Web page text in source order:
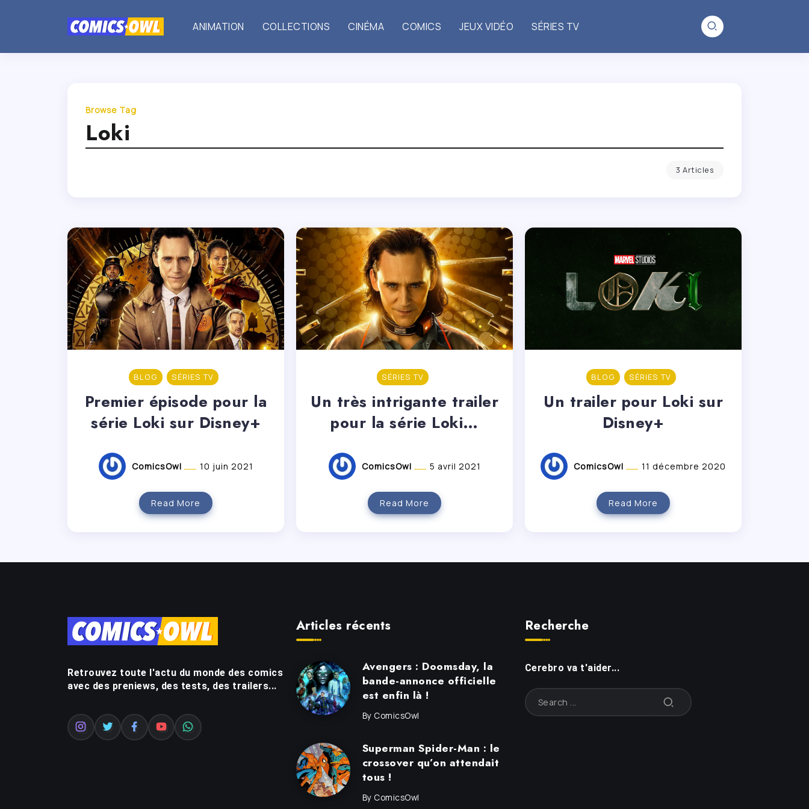
ANIMATION COLLECTIONS CINÉMA COMICS JEUX VIDÉO SÉRIES TV
Browse Tag
Loki
3 Articles
BLOG SÉRIES TV
Premier épisode pour la
série Loki sur Disney+
ComicsOwl 10 juin 2021
Read More
SÉRIES TV
Un très intrigante trailer
pour la série Loki…
ComicsOwl 5 avril 2021
Read More
BLOG SÉRIES TV
Un trailer pour Loki sur
Disney+
ComicsOwl 11 décembre 2020
Read More
Retrouvez toute l'actu du monde des comics
avec des preniews, des tests, des trailers...
Articles récents
Avengers : Doomsday, la
bande-annonce officielle
est enfin là !
By ComicsOwl
Superman Spider-Man : le
crossover qu’on attendait
tous !
By ComicsOwl
Recherche
Cerebro va t'aider...